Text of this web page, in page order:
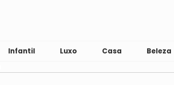
Infantil Luxo Casa Beleza